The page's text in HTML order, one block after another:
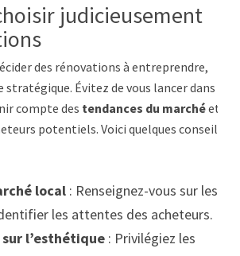
judicieusement
des rénovations à entreprendre,
stratégique. Évitez de vous lancer dans
compte des tendances du marchéet
potentiels. Voici quelques conseils
local : Renseignez-vous sur les
les attentes des acheteurs.
l’esthétique : Privilégiez les